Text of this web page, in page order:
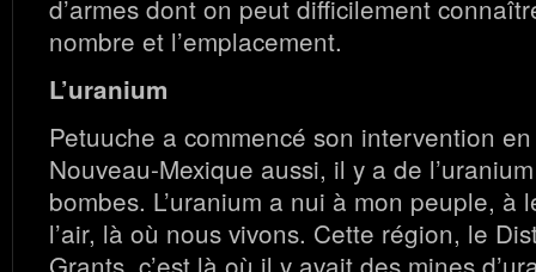
d’armes dont on peut difficilement
nombre et l’emplacement.
L’uranium
Petuuche a commencé son intervention en
Nouveau-Mexique aussi, il y a de
bombes. L’uranium a nui à mon peuple, à
l’air, là où nous vivons. Cette région, le